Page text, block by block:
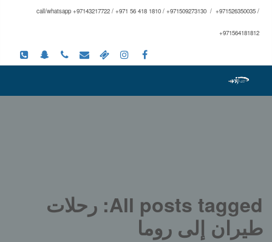
call/whatsapp +97143217722 / +971 56 418 1810 / +971509273130 / +971526350035 /
+971564181812
All posts tagged: رحلات
طيران إلى روما